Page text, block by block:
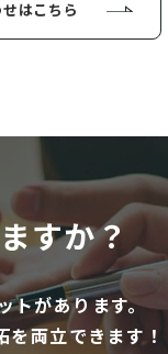
はこちら
すか？
トがあります。
両立できます！